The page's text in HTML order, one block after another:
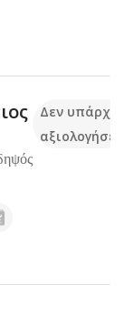
Δεν υπάρχουν
αξιολογήσεις